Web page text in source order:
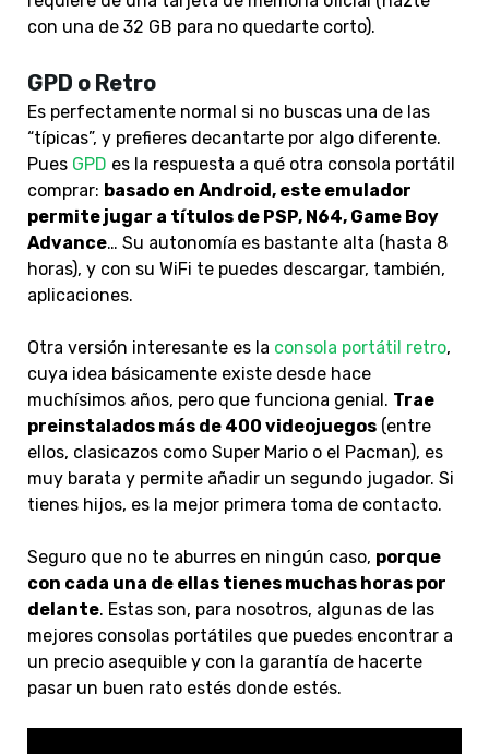
con una de 32 GB para no quedarte corto).
GPD o Retro
Es perfectamente normal si no buscas una de las
“típicas”, y prefieres decantarte por algo diferente.
Pues GPD es la respuesta a qué otra consola portátil
comprar: basado en Android, este emulador
permite jugar a títulos de PSP, N64, Game Boy
Advance… Su autonomía es bastante alta (hasta 8
horas), y con su WiFi te puedes descargar, también,
aplicaciones.
Otra versión interesante es la consola portátil retro,
cuya idea básicamente existe desde hace
muchísimos años, pero que funciona genial. Trae
preinstalados más de 400 videojuegos (entre
ellos, clasicazos como Super Mario o el Pacman), es
muy barata y permite añadir un segundo jugador. Si
tienes hijos, es la mejor primera toma de contacto.
Seguro que no te aburres en ningún caso, porque
con cada una de ellas tienes muchas horas por
delante. Estas son, para nosotros, algunas de las
mejores consolas portátiles que puedes encontrar a
un precio asequible y con la garantía de hacerte
pasar un buen rato estés donde estés.